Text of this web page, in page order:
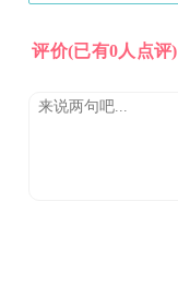
评价(已有0人点评)